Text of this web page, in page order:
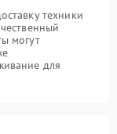
техники
могут
для